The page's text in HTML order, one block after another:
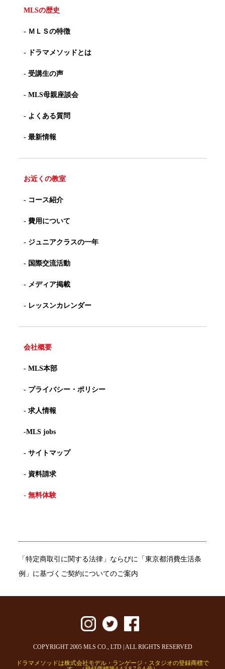
MLSの歴史
- ＭＬＳの特徴
- ドラマメソッドとは
- 受講生の声
- MLS母親座談会
- よくある質問
- 最新情報
お近くの教室
- コース紹介
- 費用について
- ジュニアクラスの一年
- 国際交流活動
- メディア掲載
- レッスンカレンダー
会社概要
- MLS本部
- プライバシー・ポリシー
- 求人情報
-MLS jobs
- サイトマップ
- 資料請求
- 無料体験
「特定商取引に関する法律」ならびに「東京都消費生活条
例」に基づくご契約についてのご案内
COPYRIGHT 2005 MLS CO., LTD | ALL RIGHTS RESERVED
ドラマメソッドは株式会社モデル・ランゲージ・スタジオの登録商標で